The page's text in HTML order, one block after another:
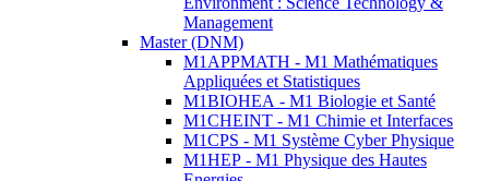
Management
Master (DNM)
M1APPMATH - M1 Mathématiques
Appliquées et Statistiques
M1BIOHEA - M1 Biologie et Santé
M1CHEINT - M1 Chimie et Interfaces
M1CPS - M1 Système Cyber Physique
M1HEP - M1 Physique des Hautes